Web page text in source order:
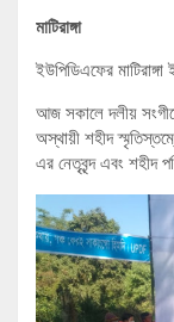
মাটিরাঙ্গা
ইউপিডিএফের
আজ সকালে দলীয়
অস্থায়ী শহীদ
এর নেতৃবৃন্দ এবং শহীদ